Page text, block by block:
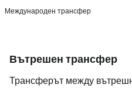
Международен трансфер
Вътрешен трансфер
Трансферът между